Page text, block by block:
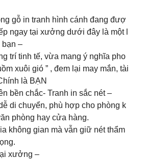
gỗ in tranh hình cánh đang đượ
ngay tại xưởng dưới đây là một l
bạn –
trí tinh tế, vừa mang ý nghĩa pho
xuôi gió ” , đem lại may mắn, tài
là BẠN
bền chắc- Tranh in sắc nét –
di chuyển, phù hợp cho phòng k
phòng hay cửa hàng.
không gian mà vẫn giữ nét thẩm
xưởng –